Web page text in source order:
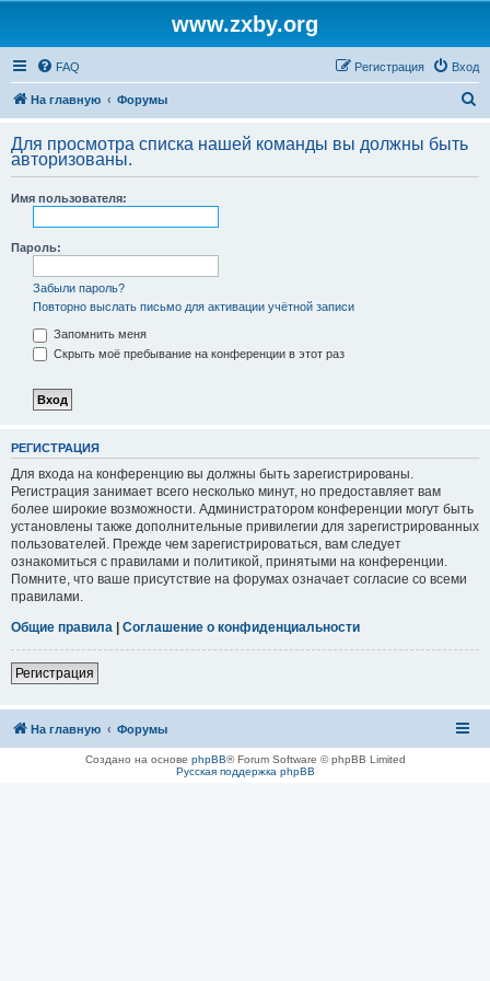
www.zxby.org
FAQ Вход
Регистрация
На главную Форумы
с
Для просмотра списка нашей команды вы должны быть
авторизованы.
Имя пользователя:
Пароль:
Забыли пароль?
Повторно выслать письмо для активации учётной записи
Запомнить меня
Скрыть моё пребывание на конференции в этот раз
РЕГИСТРАЦИЯ
Для входа на конференцию вы должны быть зарегистрированы.
Регистрация занимает всего несколько минут, но предоставляет вам
более широкие возможности. Администратором конференции могут быть
установлены также дополнительные привилегии для зарегистрированных
пользователей. Прежде чем зарегистрироваться, вам следует
ознакомиться с правилами и политикой, принятыми на конференции.
Помните, что ваше присутствие на форумах означает согласие со всеми
правилами.
Общие правила | Соглашение о конфиденциальности
Регистрация
На главную Форумы
Создано на основе phpBB® Forum Software © phpBB Limited
Русская поддержка phpBB